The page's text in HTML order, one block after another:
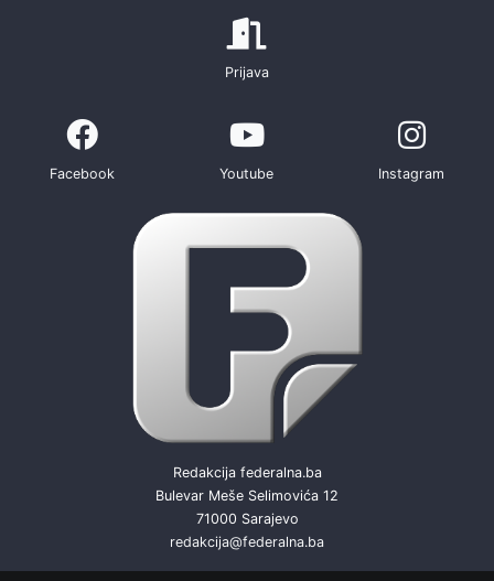
Prijava
Facebook Youtube Instagram
Redakcija federalna.ba
Bulevar Meše Selimovića 12
71000 Sarajevo
redakcija@federalna.ba